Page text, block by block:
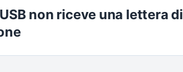
non riceve una lettera di